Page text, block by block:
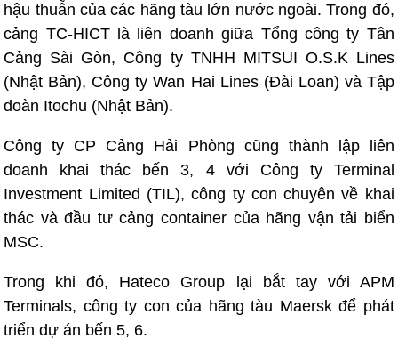
hậu thuẫn của các hãng tàu lớn nước ngoài. Trong đó,
cảng TC-HICT là liên doanh giữa Tổng công ty Tân
Cảng Sài Gòn, Công ty TNHH MITSUI O.S.K Lines
(Nhật Bản), Công ty Wan Hai Lines (Đài Loan) và Tập
đoàn Itochu (Nhật Bản).
Công ty CP Cảng Hải Phòng cũng thành lập liên
doanh khai thác bến 3, 4 với Công ty Terminal
Investment Limited (TIL), công ty con chuyên về khai
thác và đầu tư cảng container của hãng vận tải biển
MSC.
Trong khi đó, Hateco Group lại bắt tay với APM
Terminals, công ty con của hãng tàu Maersk để phát
triển dự án bến 5, 6.